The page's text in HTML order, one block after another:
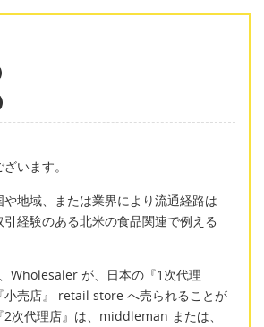
います。
地域、または業界により流通経路は
経験のある北米の食品関連で例える
Wholesaler が、日本の『1次代理
小売店』 retail store へ売られることが
次代理店』は、middleman または、